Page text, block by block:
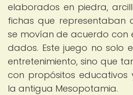
elaborados en piedra,
fichas que representaban
se movían de acuerdo con
dados. Este juego no solo
entretenimiento, sino que
con propósitos educativos
la antigua Mesopotamia.